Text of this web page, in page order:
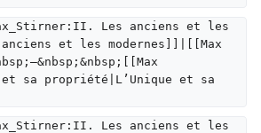
Les anciens et les
et les modernes]]|[[Max
sa propriété|L’Unique et sa
Les anciens et les